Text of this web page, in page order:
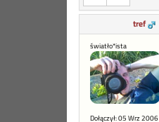
tref
światło*ista
Dołączył: 05 Wrz 2006